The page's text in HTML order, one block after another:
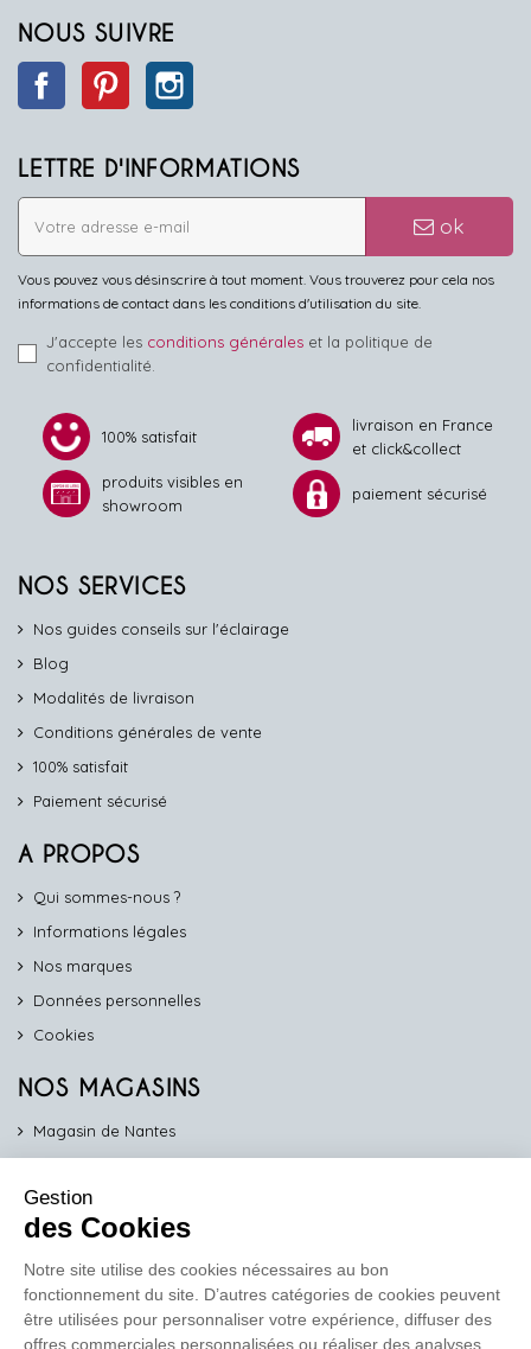
NOUS SUIVRE
Facebook Pinterest
LETTRE D'INFORMATIONS
ok
Vous pouvez vous désinscrire à tout moment. Vous trouverez pour cela nos
informations de contact dans les conditions d'utilisation du site.
J'accepte les conditions générales et la politique de
confidentialité.
100% satisfait
livraison en France
et click&collect
produits visibles en
showroom
paiement sécurisé
NOS SERVICES
Nos guides conseils sur l'éclairage
Blog
Modalités de livraison
Conditions générales de vente
100% satisfait
Paiement sécurisé
A PROPOS
Qui sommes-nous ?
Informations légales
Nos marques
Données personnelles
Cookies
NOS MAGASINS
Magasin de Nantes
Magasin de Vannes
Magasin d'Orléans
COMPTOIR PRO
Gestion
des Cookies
Notre site utilise des cookies nécessaires au bon
fonctionnement du site. D’autres catégories de cookies peuvent
être utilisées pour personnaliser votre expérience, diffuser des
offres commerciales personnalisées ou réaliser des analyses